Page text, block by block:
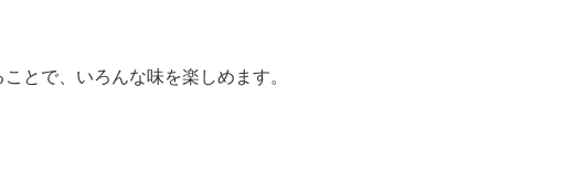
とで、いろんな味を楽しめます。